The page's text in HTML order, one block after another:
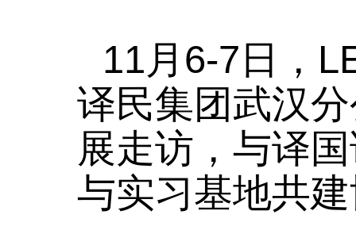
11月6-7日，
译民集团武汉
展走访，与译
与实习基地共